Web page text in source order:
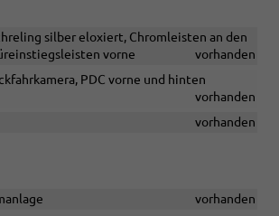
silber eloxiert, Chromleisten an den
vorne
vorhanden
PDC vorne und hinten
vorhanden
vorhanden
vorhanden